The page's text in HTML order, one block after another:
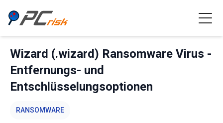
Wizard (.wizard) Ransomware Virus -
Entfernungs- und
Entschlüsselungsoptionen
RANSOMWARE